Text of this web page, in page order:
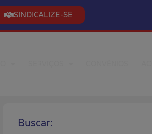
SINDICALIZE-SE
Buscar: